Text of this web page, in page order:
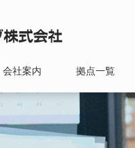
会社案内
社長挨拶
沿革
会社概要
有資格者数
組織体制
品質方針・情報セキュリティ基
拠点一覧
本店
大阪本社
東京支社
和歌山支店
名古屋支店
福岡支店
各営業所
太洋スカイホ